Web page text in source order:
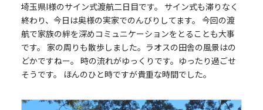
埼玉県I様のサイン式渡航二日目です。 サイン式も滞りなく
終わり、今日は奥様の実家でのんびりしてます。 今回の渡
航で家族の絆を深めコミュニケーションをとることも大事
です。 家の周りも散歩しました。ラオスの田舎の風景はの
どかですねー。 時の流れがゆっくりです。ゆったり過ごせ
そうです。 ほんのひと時ですが貴重な時間でした。